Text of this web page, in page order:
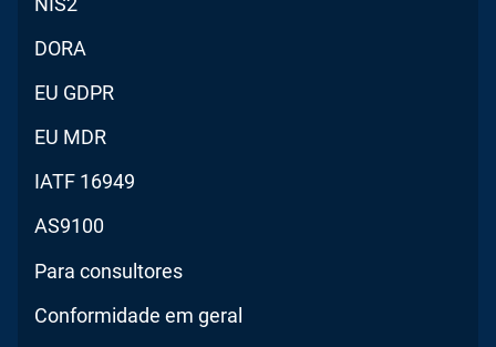
DORA
EU GDPR
EU MDR
IATF 16949
AS9100
Para consultores
Conformidade em geral